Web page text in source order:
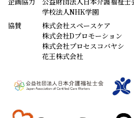
学校法人NHK学園
協賛
株式会社スペースケア
株式会社Dプロモーション
株式会社プロセスコバヤシ
花王株式会社